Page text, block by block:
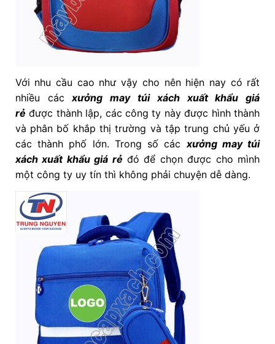
Với nhu cầu cao như vậy cho nên hiện nay có rất
nhiều cácxưởng may túi xách xuất khẩu giá
rẻ được thành lập, các công ty này được hình thành
và phân bố khắp thị trường và tập trung chủ yếu ở
các thành phố lớn. Trong số các xưởng may túi
xách xuất khẩu giá rẻ đó để chọn được cho mình
một công ty uy tín thì không phải chuyện dễ dàng.